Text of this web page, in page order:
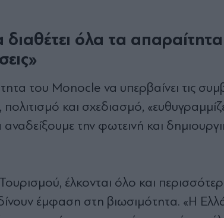
όλα τα απαραίτητα
του Monocle να υπερβαίνει τις
και σχεδιασμό,
την φωτεινή και
έλκονται όλο και
έμφαση στη βιωσιμότητα. «Η